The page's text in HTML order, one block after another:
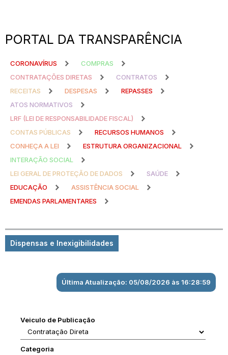
PORTAL DA TRANSPARÊNCIA
CORONAVÍRUS
COMPRAS
CONTRATAÇÕES DIRETAS
CONTRATOS
RECEITAS
DESPESAS
REPASSES
ATOS NORMATIVOS
LRF (LEI DE RESPONSABILIDADE FISCAL)
CONTAS PÚBLICAS
RECURSOS HUMANOS
CONHEÇA A LEI
ESTRUTURA ORGANIZACIONAL
INTERAÇÃO SOCIAL
LEI GERAL DE PROTEÇÃO DE DADOS
SAÚDE
EDUCAÇÃO
ASSISTÊNCIA SOCIAL
EMENDAS PARLAMENTARES
Dispensas e Inexigibilidades
Última Atualização: 05/08/2026 às 16:28:59
Veiculo de Publicação
Categoria